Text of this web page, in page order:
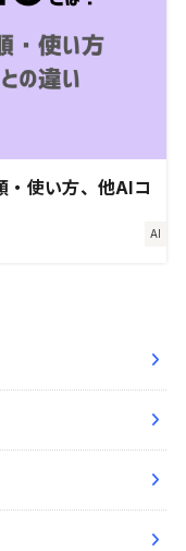
AI
・使い方、他AIコ